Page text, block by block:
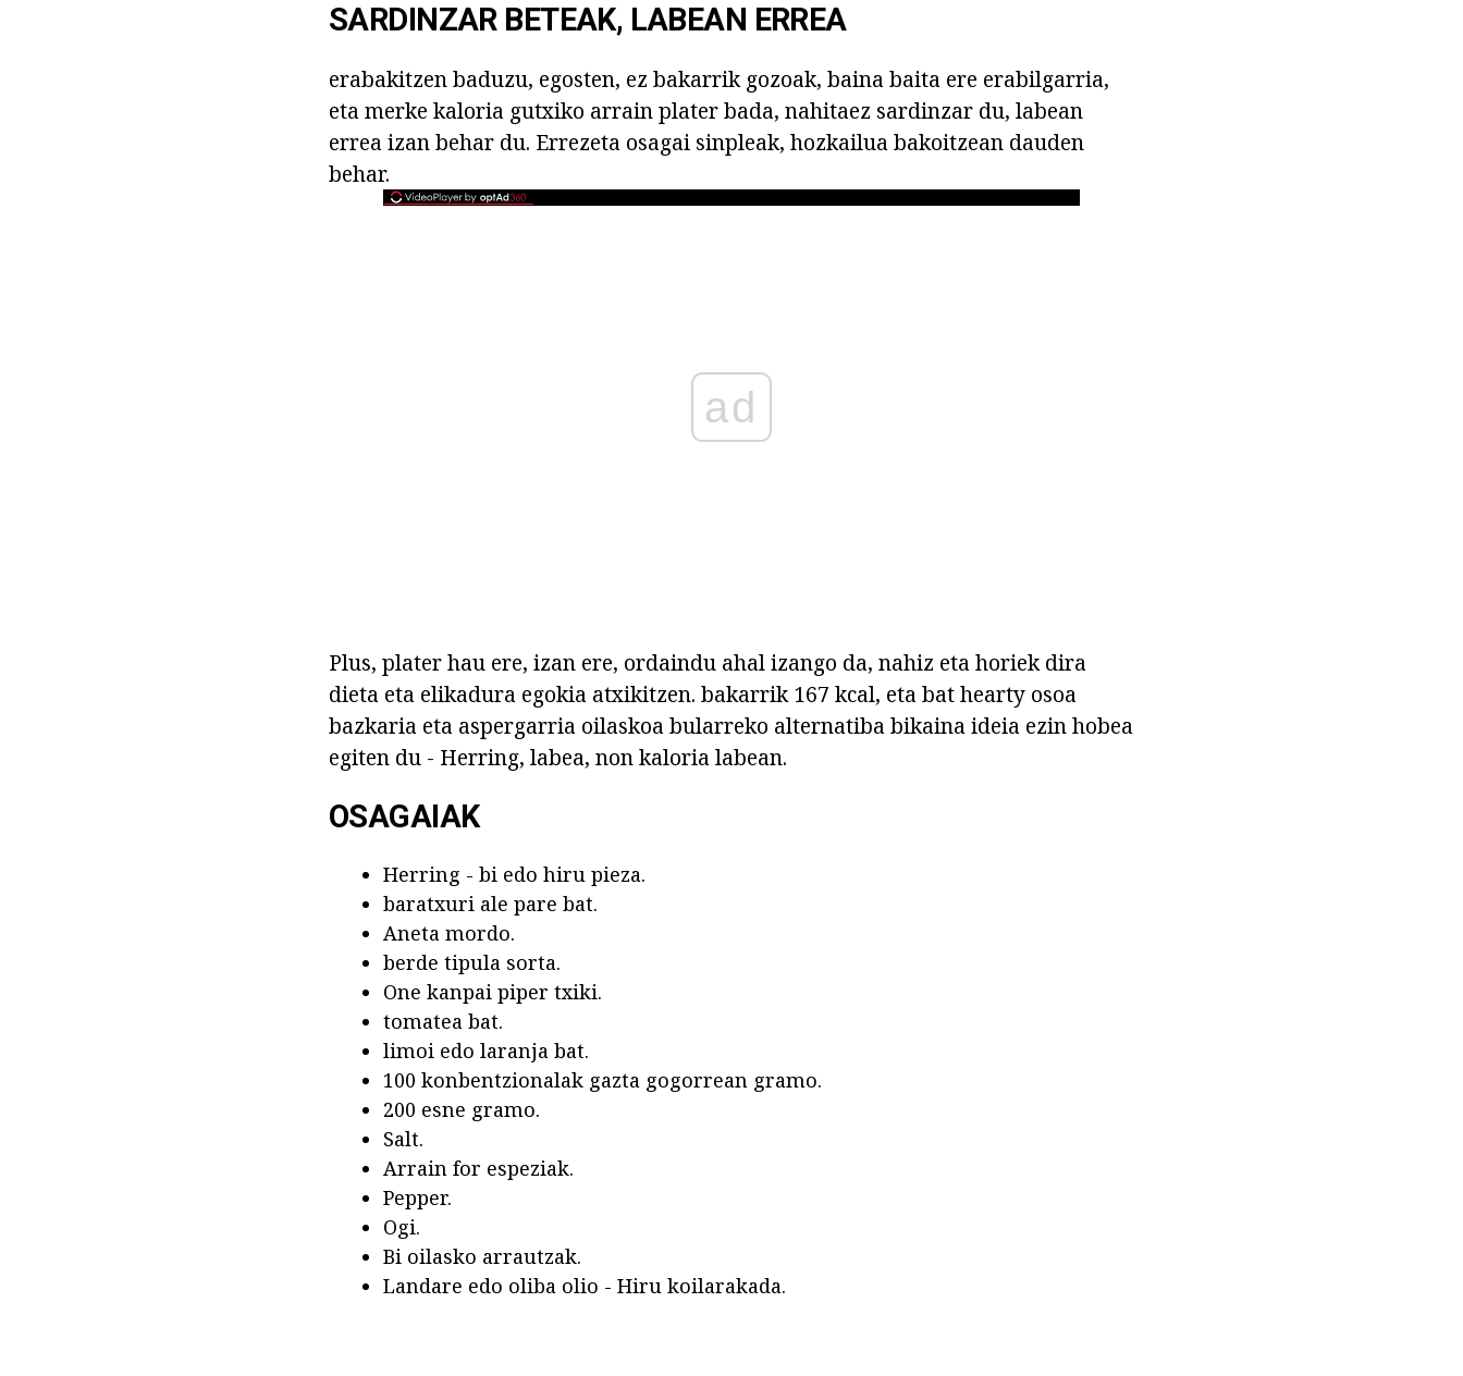
SARDINZAR BETEAK, LABEAN ERREA
erabakitzen baduzu, egosten, ez bakarrik gozoak, baina baita ere erabilgarria,
eta merke kaloria gutxiko arrain plater bada, nahitaez sardinzar du, labean
errea izan behar du. Errezeta osagai sinpleak, hozkailua bakoitzean dauden
behar.
ad
Plus, plater hau ere, izan ere, ordaindu ahal izango da, nahiz eta horiek dira
dieta eta elikadura egokia atxikitzen. bakarrik 167 kcal, eta bat hearty osoa
bazkaria eta aspergarria oilaskoa bularreko alternatiba bikaina ideia ezin hobea
egiten du - Herring, labea, non kaloria labean.
OSAGAIAK
Herring - bi edo hiru pieza.
baratxuri ale pare bat.
Aneta mordo.
berde tipula sorta.
One kanpai piper txiki.
tomatea bat.
limoi edo laranja bat.
100 konbentzionalak gazta gogorrean gramo.
200 esne gramo.
Salt.
Arrain for espeziak.
Pepper.
Ogi.
Bi oilasko arrautzak.
Landare edo oliba olio - Hiru koilarakada.